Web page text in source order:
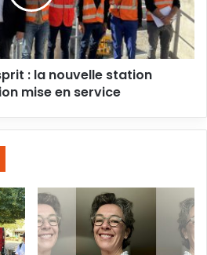
: la nouvelle station
mise en service